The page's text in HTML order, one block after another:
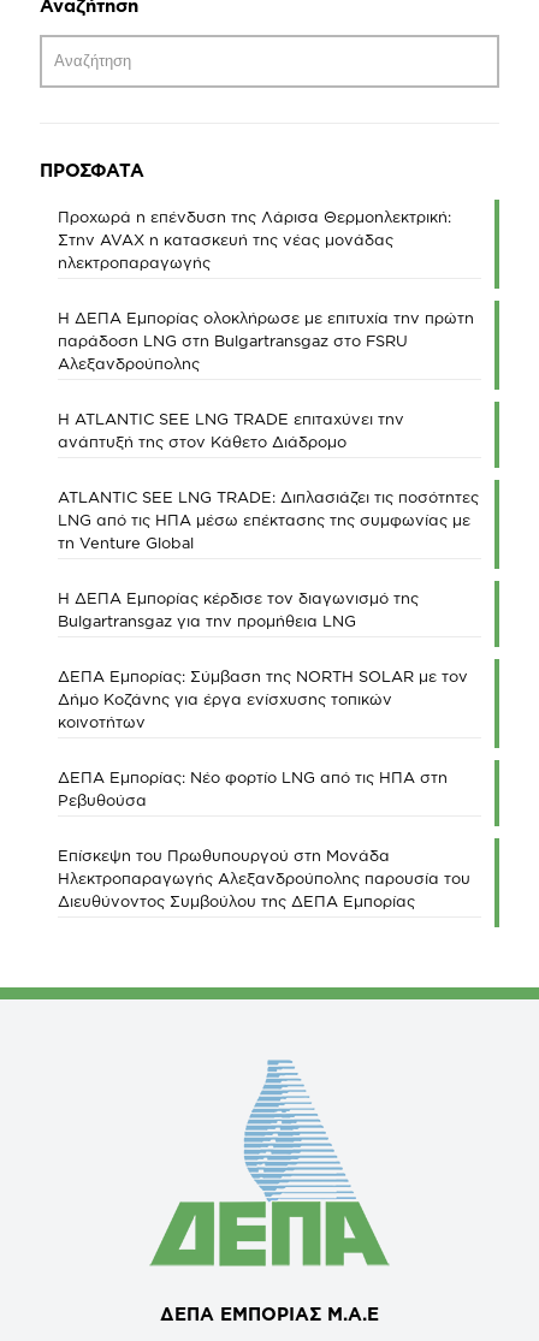
Αναζήτηση
ΠΡΟΣΦΑΤΑ
Προχωρά η επένδυση της Λάρισα Θερμοηλεκτρική:
Στην AVAX η κατασκευή της νέας μονάδας
ηλεκτροπαραγωγής
Η ΔΕΠΑ Εμπορίας ολοκλήρωσε με επιτυχία την πρώτη
παράδοση LNG στη Bulgartransgaz στο FSRU
Αλεξανδρούπολης
Η ATLANTIC SEE LNG TRADE επιταχύνει την
ανάπτυξή της στον Κάθετο Διάδρομο
ATLANTIC SEE LNG TRADE: Διπλασιάζει τις ποσότητες
LNG από τις ΗΠΑ μέσω επέκτασης της συμφωνίας με
τη Venture Global
Η ΔΕΠΑ Εμπορίας κέρδισε τον διαγωνισμό της
Bulgartransgaz για την προμήθεια LNG
ΔΕΠΑ Εμπορίας: Σύμβαση της NORTH SOLAR με τον
Δήμο Κοζάνης για έργα ενίσχυσης τοπικών
κοινοτήτων
ΔΕΠΑ Εμπορίας: Νέο φορτίο LNG από τις ΗΠΑ στη
Ρεβυθούσα
Επίσκεψη του Πρωθυπουργού στη Μονάδα
Ηλεκτροπαραγωγής Αλεξανδρούπολης παρουσία του
Διευθύνοντος Συμβούλου της ΔΕΠΑ Εμπορίας
ΔΕΠΑ ΕΜΠΟΡΙΑΣ Μ.Α.Ε